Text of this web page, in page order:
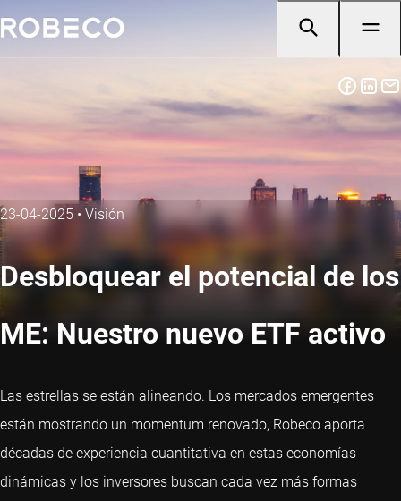
23-04-2025 • Visión
Desbloquear el potencial de los
ME: Nuestro nuevo ETF activo
Las estrellas se están alineando. Los mercados emergentes
están mostrando un momentum renovado, Robeco aporta
décadas de experiencia cuantitativa en estas economías
dinámicas y los inversores buscan cada vez más formas